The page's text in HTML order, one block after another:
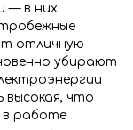
— в них
отличную
убирают
высокая, что
в работе